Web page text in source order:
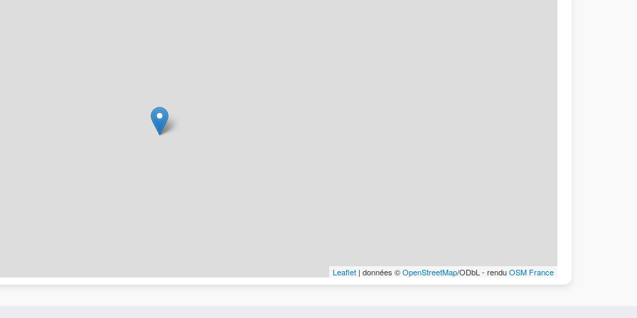
Leaflet | données ©OpenStreetMap/ODbL - renduOSM France